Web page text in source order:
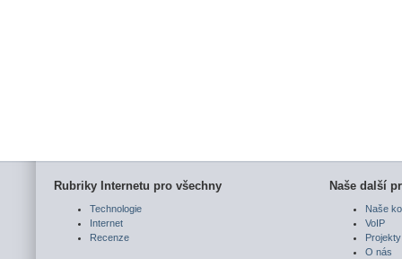
Rubriky Internetu pro všechny
Technologie
Internet
Recenze
Naše další
Naše
VoIP
Projekty
O nás